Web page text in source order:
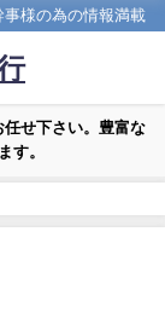
様の為の情報満載
せ下さい。豊富な
す。